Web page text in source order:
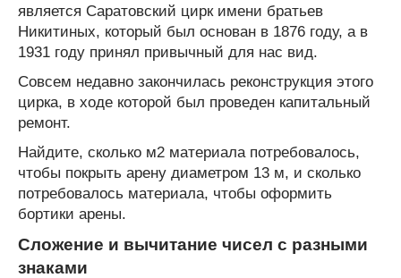
является Саратовский цирк имени братьев
Никитиных, который был основан в 1876 году, а в
1931 году принял привычный для нас вид.
Совсем недавно закончилась реконструкция этого
цирка, в ходе которой был проведен капитальный
ремонт.
Найдите, сколько м2 материала потребовалось,
чтобы покрыть арену диаметром 13 м, и сколько
потребовалось материала, чтобы оформить
бортики арены.
Сложение и вычитание чисел с разными
знаками